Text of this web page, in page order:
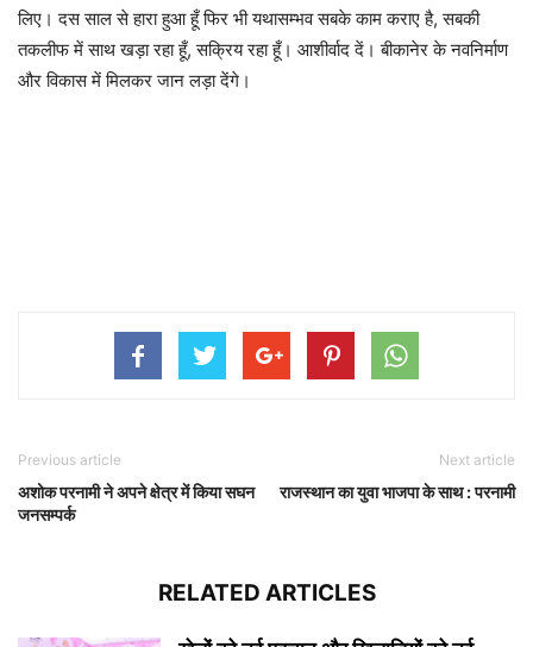
लिए। दस साल से हारा हुआ हूँ फिर भी यथासम्भव सबके काम कराए है, सबकी
तकलीफ में साथ खड़ा रहा हूँ, सक्रिय रहा हूँ। आशीर्वाद दें। बीकानेर के नवनिर्माण
और विकास में मिलकर जान लड़ा देंगे।
Previous article
अशोक परनामी ने अपने क्षेत्र में किया सघन
जनसम्पर्क
Next article
राजस्थान का युवा भाजपा के साथ : परनामी
RELATED ARTICLES